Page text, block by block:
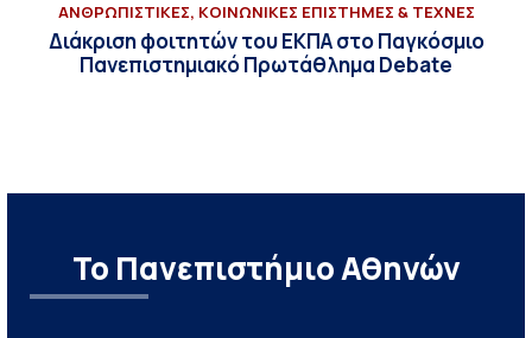
ΑΝΘΡΩΠΙΣΤΙΚΕΣ, ΚΟΙΝΩΝΙΚΕΣ ΕΠΙΣΤΗΜΕΣ & ΤΕΧΝΕΣ
Διάκριση φοιτητών του ΕΚΠΑ στο Παγκόσμιο
Πανεπιστημιακό Πρωτάθλημα Debate
Το Πανεπιστήμιο Αθηνών